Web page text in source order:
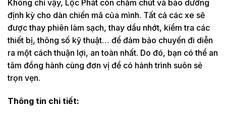
Không chỉ vậy, Lộc Phát còn chăm chút và bảo dưỡng
định kỳ cho dàn chiến mã của mình. Tất cả các xe sẽ
được thay phiên làm sạch, thay dầu nhớt, kiểm tra các
thiết bị, thông số kỹ thuật… để đảm bảo chuyến đi diễn
ra một cách thuận lợi, an toàn nhất. Do đó, bạn có thể an
tâm đồng hành cùng đơn vị để có hành trình suôn sẻ
trọn vẹn.
Thông tin chi tiết: